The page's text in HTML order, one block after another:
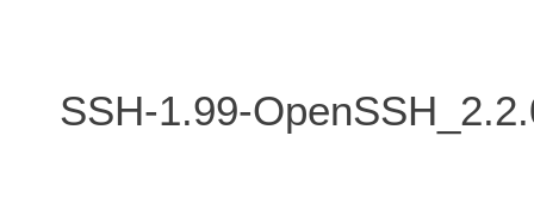
SSH-1.99-